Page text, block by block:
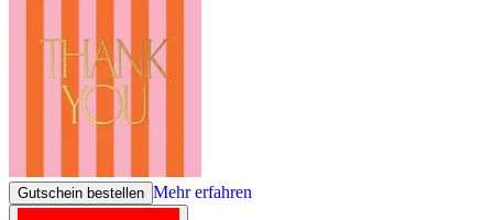
Gutschein bestellen Mehr erfahren